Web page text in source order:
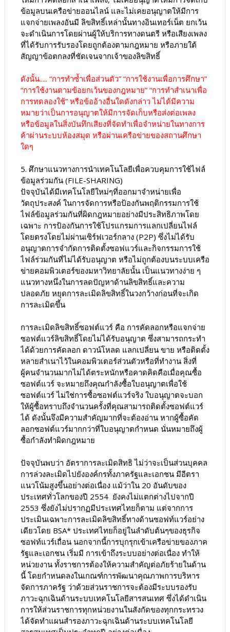
ข้อมูลบนเครือข่ายออนไลน์ และไม่เคยอนุญาตให้มีการ
แจกจ่ายเพลงอันมี ลิขสิทธิ์เหล่านั้นทางอินเทอร์เน็ต ยกเว้น
จะดำเนินการโดยผ่านผู้ให้บริการทางดนตรี หรือเสียงเพลง
ที่ได้รับการรับรองโดยถูกต้องตามกฎหมาย หรือภายใต้
สัญญาข้อตกลงที่ชัดเจนจากเจ้าของลิขสิทธิ์
ดังนั้น..... “การทำซ้ำเพื่อส่วนตัว” “การใช้งานเพื่อการศึกษา”
“การใช้งานตามข้อยกเว้นของกฎหมาย” “การทำสำเนาเพื่อ
การทดลองใช้” หรือข้ออ้างอื่นใดดังกล่าว ไม่ได้มีความ
หมายว่าเป็นการอนุญาตให้มีการจัดเก็บหรือส่งต่อเพลง
หรือข้อมูลในสิ่งบันทึกเสียงที่จัดทำเพื่อจำหน่ายในทางการ
ค้าผ่านระบบห้องสมุด หรือผ่านเครือข่ายของสถานศึกษา
ใดๆ
5. ศึกษาแนวทางการนำเทคโนโลยีเพื่อควบคุมการใช้ไฟล์
ข้อมูลร่วมกัน (FILE-SHARING)
ปัจจุบันได้มีเทคโนโลยีใหม่ๆที่ออกมาจำหน่ายเพื่อ
วัตถุประสงค์ ในการจัดการหรือป้องกันพฤติกรรมการใช้
ไฟล์ข้อมูลร่วมกันที่ผิดกฎหมายอย่างมีประสิทธิภาพโดย
เฉพาะ การป้องกันการใช้โปรแกรมการแลกเปลี่ยนไฟล์
โดยตรงโดยไม่ผ่านเซิร์ฟเวอร์กลาง (P2P) ซึ่งไม่ได้รับ
อนุญาตการจำกัดการติดตั้งซอฟแวร์และกิจกรรมการใช้
ไฟล์ร่วมกันที่ไม่ได้รับอนุญาต หรือไม่ถูกต้องบนระบบเครือ
ข่ายคอมพิวเตอร์ของมหาวิทยาลัยนั้น เป็นแนวทางง่าย ๆ
แนวทางหนึ่งในการลดปัญหาด้านลิขสิทธิ์และความ
ปลอดภัย หยุดการละเมิดลิขสิทธิ์ในวงกว้างก่อนที่จะเกิด
การละเมิดขึ้น
การละเมิดลิขสิทธิ์ซอฟต์แวร์ คือ การคัดลอกหรือแจกจ่าย
ซอฟต์แวร์ลิขสิทธิ์โดยไม่ได้รับอนุญาต ซึ่งสามารถกระทำ
ได้ด้วยการคัดลอก ดาวน์โหลด แลกเปลี่ยน ขาย หรือติดตั้ง
หลายสำเนาไว้ในคอมพิวเตอร์ส่วนตัวหรือที่ทำงาน สิ่งที่
ผู้คนจำนวนมากไม่ได้ตระหนักหรือคาดคิดคือเมื่อคุณซื้อ
ซอฟต์แวร์ จะหมายถึงคุณกำลังซื้อใบอนุญาตเพื่อใช้
ซอฟต์แวร์ ไม่ใช่การซื้อซอฟต์แวร์จริง ใบอนุญาตจะบอก
ให้ผู้ซื้อทราบถึงจำนวนครั้งที่คุณสามารถติดตั้งซอฟต์แวร์
ได้ ดังนั้นจึงมีความสำคัญมากที่จะต้องอ่าน หากผู้ซื้อคัด
ลอกซอฟต์แวร์มากกว่าที่ใบอนุญาตกำหนด นั่นหมายถึงผู้
ซื้อกำลังทำผิดกฎหมาย
ปัจจุบันพบว่า อัตราการละเมิดสิทธิ ไม่ว่าจะเป็นส่วนบุคคล
การล่วงละเมิดไปยังองค์กรทั้งภาครัฐและเอกชน มีอีตรา
แนวโน้มสูงขึ้นอย่างต่อเนื่อง แม้ว่าใน 20 อันดับของ
ประเทศทั่วโลกของปี 2554 ยังคงไม่แตกต่างไปจากปี
2553 ซึ่งยังไม่ปรากฏมีประเทศไทยก็ตาม แต่จากการ
ประเมินเฉพาะการละเมิดลิขสิทธิ์ทางด้านซอฟท์แวร์อย่าง
เดียวโดย BSA* ประเทศไทยก็อยู่ในลำดับต้นๆของธุรกิจ
ซอฟท์แวร์เถื่อน นอกจากนี้การบุกรุกเข้าเครือข่ายของภาค
รัฐและเอกชน เริ่มมี การเข้าถึงระบบอย่างต่อเนื่อง ทำให้
หน่วยงาน ทั้งราชการต้องให้ความสำคัญต่อภัยร้ายในด้าน
นี้ โดยกำหนดลงในเกณฑ์การพัฒนาคุณภาพการบริหาร
จัดการภาครัฐ ว่าด้วยส่วนราชการจะต้องมีระบบรองรับ
ภาวะฉุกเฉินด้านระบบเทคโนโลยีสารสนเทศ ซึ่งได้ดำเนิน
การให้ส่วนราชการทุกหน่วยงานในสังกัดของทุกกระทรวง
ได้จัดทำแผนสำรองภาวะฉุกเฉินด้านระบบเทคโนโลยี